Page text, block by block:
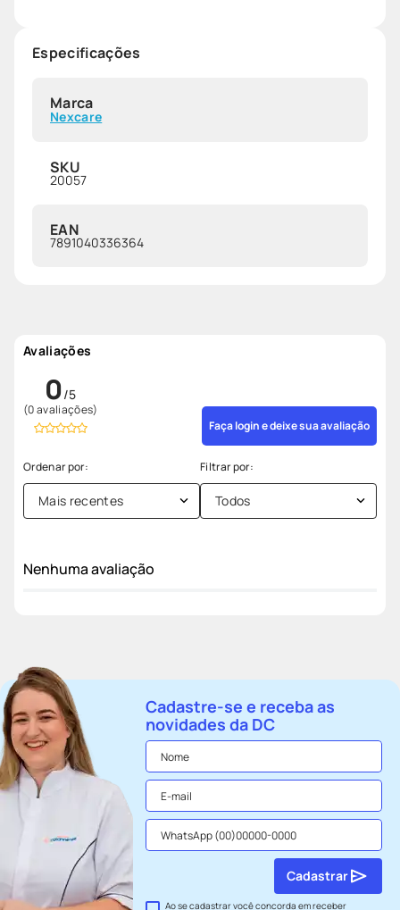
Especificações
Marca
Nexcare
SKU
20057
EAN
7891040336364
Avaliações
0
(0 avaliações)
Faça login e deixe sua avaliação
Mais recentes Todos
Nenhuma avaliação
Cadastre-se e receba as
novidades da DC
Ao se cadastrar você concorda em receber
Cadastrar